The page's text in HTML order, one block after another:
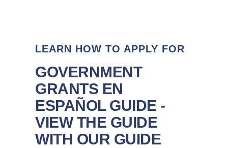
LEARN HOW TO APPLY FOR
GOVERNMENT
GRANTS EN
ESPAÑOL GUIDE -
VIEW THE GUIDE
WITH OUR GUIDE